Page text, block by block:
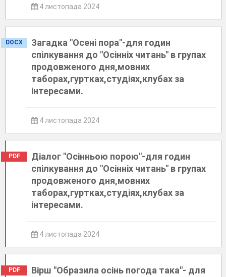
4 листопада 2024
DOCX
Загадка "Осені пора"-для годин
спілкування до "Осінніх читань" в групах
продовженого дня,мовних
таборах,гуртках,студіях,клубах за
інтересами.
4 листопада 2024
PDF
Діалог "Осінньою порою"-для годин
спілкування до "Осінніх читань" в групах
продовженого дня,мовних
таборах,гуртках,студіях,клубах за
інтересами.
4 листопада 2024
PDF Вірш "Образила осінь погода така"- для